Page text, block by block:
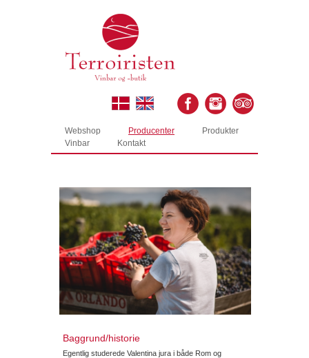
Webshop Producenter
Produkter
Vinbar
Kontakt
Baggrund/historie
Egentlig studerede Valentina jura i både Rom og